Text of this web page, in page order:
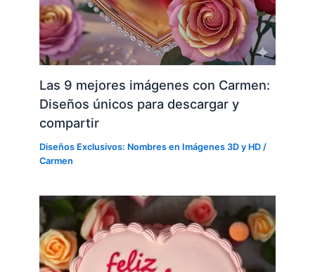
Las 9 mejores imágenes con Carmen:
Diseños únicos para descargar y
compartir
Diseños Exclusivos: Nombres en Imágenes 3D y HD /
Carmen